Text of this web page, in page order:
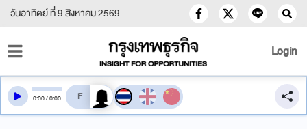
วันอาทิตย์ ที่ 9 สิงหาคม 2569
Login
0:00/0:00 สลับเสียงอ่าน